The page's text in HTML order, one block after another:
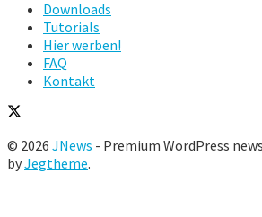
Downloads
Tutorials
Hier werben!
FAQ
Kontakt
© 2026 JNews - Premium WordPress
byJegtheme.